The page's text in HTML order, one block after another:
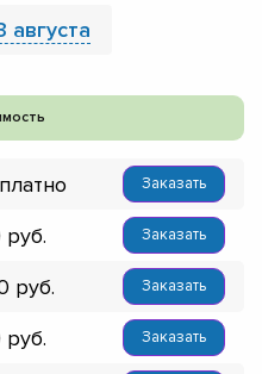
августа
Заказать
Заказать
Заказать
Заказать